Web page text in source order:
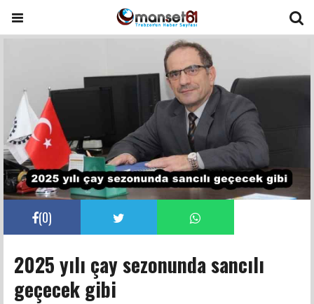
(0)
2025 yılı çay sezonunda sancılı
geçecek gibi